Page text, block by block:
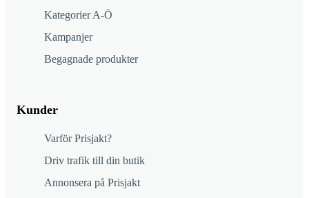
Kategorier A-Ö
Kampanjer
Begagnade produkter
Kunder
Varför Prisjakt?
Driv trafik till din butik
Annonsera på Prisjakt